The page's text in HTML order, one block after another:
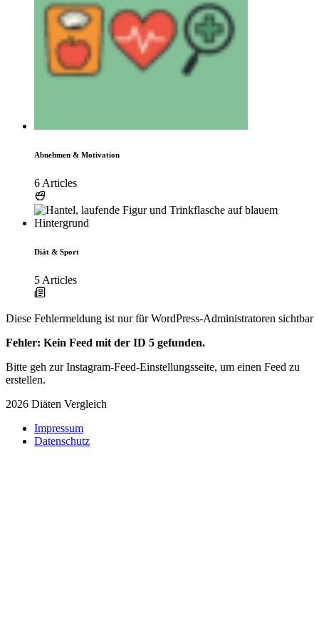
Abnehmen & Motivation
6 Articles
Diät & Sport
5 Articles
Diese Fehlermeldung ist nur für WordPress-Administratoren sichtbar
Fehler: Kein Feed mit der ID 5 gefunden.
Bitte geh zur Instagram-Feed-Einstellungsseite, um einen Feed zu
erstellen.
2026 Diäten Vergleich
Impressum
Datenschutz